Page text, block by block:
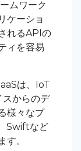
ムワーク
ケーショ
れるAPIの
ィを容易
は、IoT
からのデ
様々なプ
Swiftなど
す。